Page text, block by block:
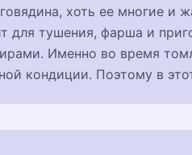
хоть ее многие и
для тушения, фарша и
Именно во время
кондиции. Поэтому в